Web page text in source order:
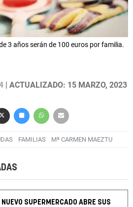
3 años serán de 100 euros por familia.
| ACTUALIZADO: 15 MARZO, 2023
FAMILIAS Mª CARMEN MAEZTU
NUEVO SUPERMERCADO ABRE SUS